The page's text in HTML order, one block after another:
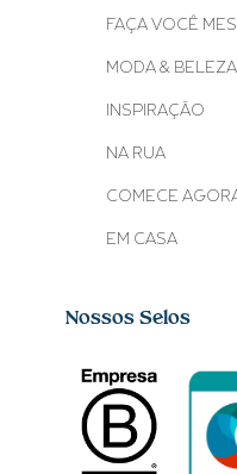
FAÇA VOCÊ
MODA & BELEZA
INSPIRAÇÃO
NA RUA
COMECE
EM CASA
Nossos Selos